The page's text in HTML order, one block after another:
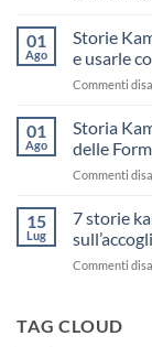
01
Ago
Storie
e usarle
Commenti
01
Ago
Storia
delle
Commenti
15
Lug
7 storie
Commenti
TAG CLOUD